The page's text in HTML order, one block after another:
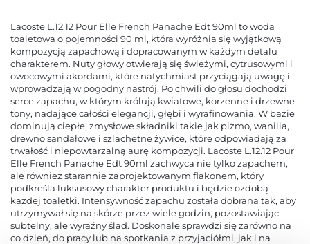
Lacoste L.12.12 Pour Elle French Panache Edt 90ml to woda
toaletowa o pojemności 90 ml, która wyróżnia się wyjątkową
kompozycją zapachową i dopracowanym w każdym detalu
charakterem. Nuty głowy otwierają się świeżymi, cytrusowymi i
owocowymi akordami, które natychmiast przyciągają uwagę i
wprowadzają w pogodny nastrój. Po chwili do głosu dochodzi
serce zapachu, w którym królują kwiatowe, korzenne i drzewne
tony, nadające całości elegancji, głębi i wyrafinowania. W bazie
dominują ciepłe, zmysłowe składniki takie jak piżmo, wanilia,
drewno sandałowe i szlachetne żywice, które odpowiadają za
trwałość i niepowtarzalną aurę kompozycji. Lacoste L.12.12 Pour
Elle French Panache Edt 90ml zachwyca nie tylko zapachem,
ale również starannie zaprojektowanym flakonem, który
podkreśla luksusowy charakter produktu i będzie ozdobą
każdej toaletki. Intensywność zapachu została dobrana tak, aby
utrzymywał się na skórze przez wiele godzin, pozostawiając
subtelny, ale wyraźny ślad. Doskonale sprawdzi się zarówno na
co dzień, do pracy lub na spotkania z przyjaciółmi, jak i na